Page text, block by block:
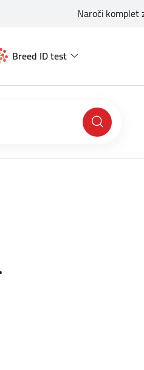
Naroči komplet
Breed ID test